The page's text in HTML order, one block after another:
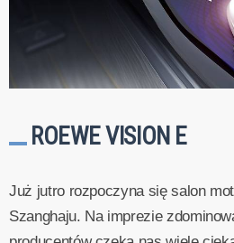
ROEWE VISION E
Już jutro rozpoczyna się salon
Szanghaju. Na imprezie